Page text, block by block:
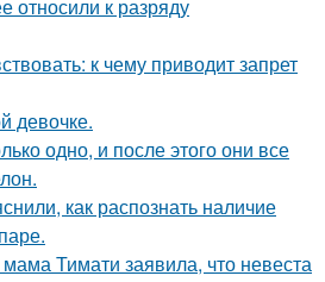
относили к разряду
к чему приводит запрет
девочке.
одно, и после этого они все
как распознать наличие
Тимати заявила, что невеста